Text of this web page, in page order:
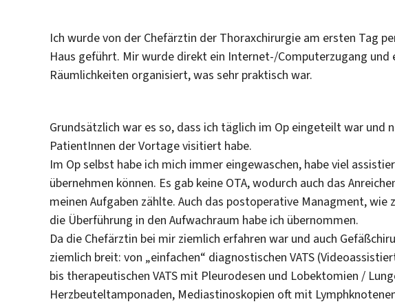
Ich wurde von der Chefärztin der Thoraxchirurgie am ersten Tag
Haus geführt. Mir wurde direkt ein Internet-/Computerzugang
Räumlichkeiten organisiert, was sehr praktisch war.
Grundsätzlich war es so, dass ich täglich im Op eingeteilt war und
PatientInnen der Vortage visitiert habe.
Im Op selbst habe ich mich immer eingewaschen, habe viel
übernehmen können. Es gab keine OTA, wodurch auch das
meinen Aufgaben zählte. Auch das postoperative Managment, wie
die Überführung in den Aufwachraum habe ich übernommen.
Da die Chefärztin bei mir ziemlich erfahren war und auch
ziemlich breit: von „einfachen“ diagnostischen VATS
bis therapeutischen VATS mit Pleurodesen und Lobektomien /
Herzbeuteltamponaden, Mediastinoskopien oft mit